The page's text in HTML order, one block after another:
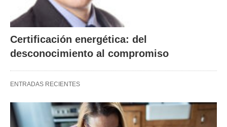
Certificación energética: del
desconocimiento al compromiso
ENTRADAS RECIENTES